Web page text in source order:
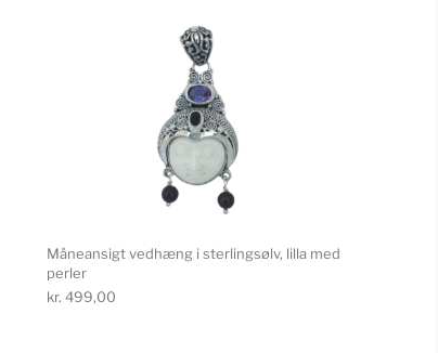
Måneansigt vedhæng i sterlingsølv, lilla med
perler
kr. 499,00